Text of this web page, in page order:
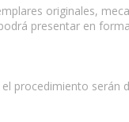
originales,
presentar en
procedimiento serán